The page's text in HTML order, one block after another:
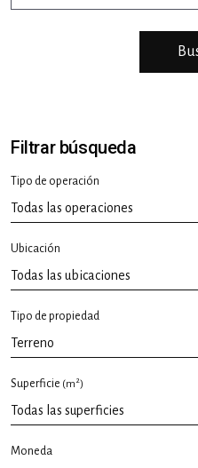
Filtrar búsqueda
Tipo de operación
Ubicación
Tipo de propiedad
Superficie (m 2)
Moneda